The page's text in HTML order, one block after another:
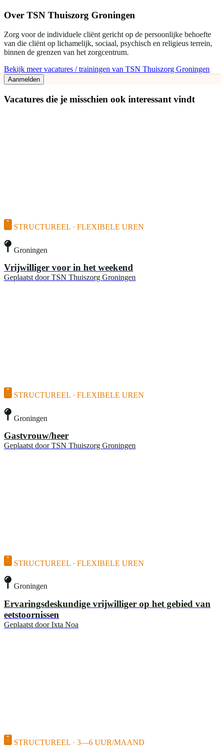
Over TSN Thuiszorg Groningen
Zorg voor de individuele cliënt gericht op de persoonlijke behoefte
van die cliënt op lichamelijk, sociaal, psychisch en religieus terrein,
binnen de grenzen van het zorgcentrum.
Bekijk meer vacatures / trainingen van TSN Thuiszorg Groningen
Aanmelden
Vacatures die je misschien ook interessant vindt
STRUCTUREEL · FLEXIBELE UREN
Groningen
Vrijwilliger voor in het weekend
Geplaatst door TSN Thuiszorg Groningen
STRUCTUREEL · FLEXIBELE UREN
Groningen
Gastvrouw/heer
Geplaatst door TSN Thuiszorg Groningen
STRUCTUREEL · FLEXIBELE UREN
Groningen
Ervaringsdeskundige vrijwilliger op het gebied van
eetstoornissen
Geplaatst door Ixta Noa
STRUCTUREEL · 3—6 UUR/MAAND